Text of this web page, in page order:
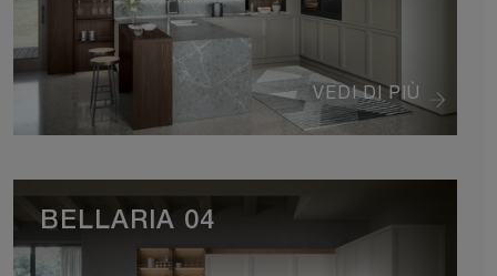
VEDI DI PIÙ
BELLARIA 04